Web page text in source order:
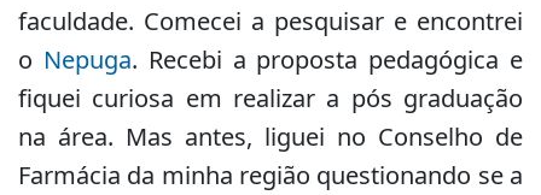
faculdade. Comecei a pesquisar e encontrei
o Nepuga. Recebi a proposta pedagógica e
fiquei curiosa em realizar a pós graduação
na área. Mas antes, liguei no Conselho de
Farmácia da minha região questionando se a